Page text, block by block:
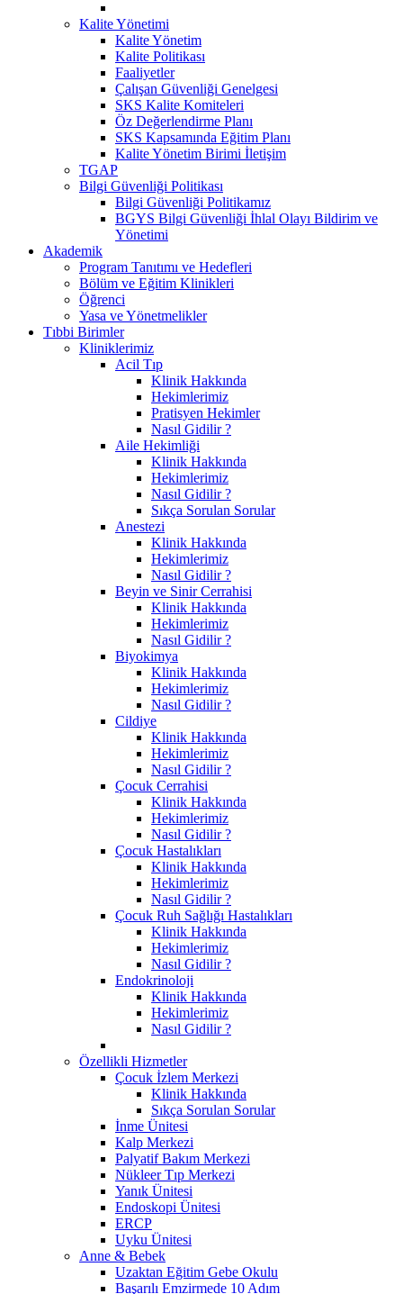
Kalite Yönetimi
Kalite Yönetim
Kalite Politikası
Faaliyetler
Çalışan Güvenliği Genelgesi
SKS Kalite Komiteleri
Öz Değerlendirme Planı
SKS Kapsamında Eğitim Planı
Kalite Yönetim Birimi İletişim
TGAP
Bilgi Güvenliği Politikası
Bilgi Güvenliği Politikamız
BGYS Bilgi Güvenliği İhlal Olayı Bildirim ve
Yönetimi
Akademik
Program Tanıtımı ve Hedefleri
Bölüm ve Eğitim Klinikleri
Öğrenci
Yasa ve Yönetmelikler
Tıbbi Birimler
Kliniklerimiz
Acil Tıp
Klinik Hakkında
Hekimlerimiz
Pratisyen Hekimler
Nasıl Gidilir ?
Aile Hekimliği
Klinik Hakkında
Hekimlerimiz
Nasıl Gidilir ?
Sıkça Sorulan Sorular
Anestezi
Klinik Hakkında
Hekimlerimiz
Nasıl Gidilir ?
Beyin ve Sinir Cerrahisi
Klinik Hakkında
Hekimlerimiz
Nasıl Gidilir ?
Biyokimya
Klinik Hakkında
Hekimlerimiz
Nasıl Gidilir ?
Cildiye
Klinik Hakkında
Hekimlerimiz
Nasıl Gidilir ?
Çocuk Cerrahisi
Klinik Hakkında
Hekimlerimiz
Nasıl Gidilir ?
Çocuk Hastalıkları
Klinik Hakkında
Hekimlerimiz
Nasıl Gidilir ?
Çocuk Ruh Sağlığı Hastalıkları
Klinik Hakkında
Hekimlerimiz
Nasıl Gidilir ?
Endokrinoloji
Klinik Hakkında
Hekimlerimiz
Nasıl Gidilir ?
Özellikli Hizmetler
Çocuk İzlem Merkezi
Klinik Hakkında
Sıkça Sorulan Sorular
İnme Ünitesi
Kalp Merkezi
Palyatif Bakım Merkezi
Nükleer Tıp Merkezi
Yanık Ünitesi
Endoskopi Ünitesi
ERCP
Uyku Ünitesi
Anne & Bebek
Uzaktan Eğitim Gebe Okulu
Başarılı Emzirmede 10 Adım